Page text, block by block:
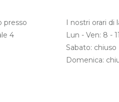
presso
4
I nostri orari di
Lun - Ven: 8 -
Sabato: chiuso
Domenica: